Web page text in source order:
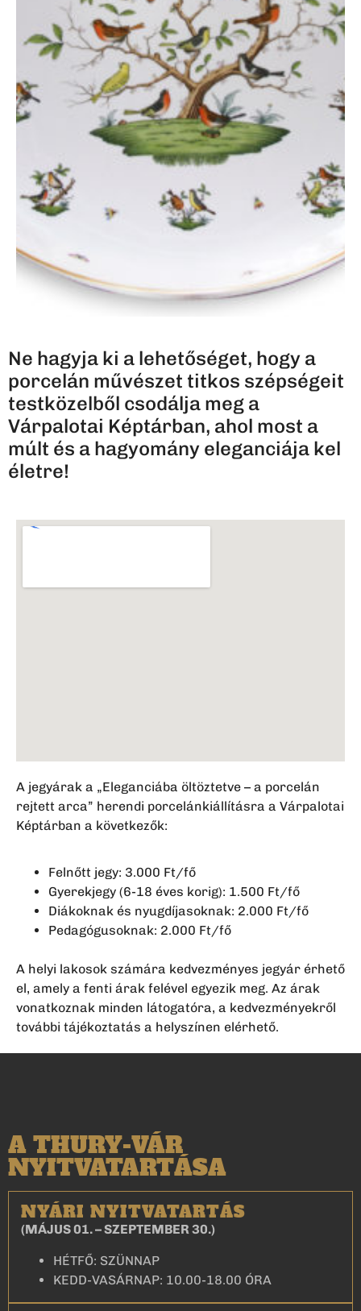
Ne hagyja ki a lehetőséget, hogy a
porcelán művészet titkos szépségeit
testközelből csodálja meg a
Várpalotai Képtárban, ahol most a
múlt és a hagyomány eleganciája kel
életre!
A jegyárak a „Eleganciába öltöztetve – a porcelán
rejtett arca” herendi porcelánkiállításra a Várpalotai
Képtárban a következők:
Felnőtt jegy: 3.000 Ft/fő
Gyerekjegy (6-18 éves korig): 1.500 Ft/fő
Diákoknak és nyugdíjasoknak: 2.000 Ft/fő
Pedagógusoknak: 2.000 Ft/fő
A helyi lakosok számára kedvezményes jegyár érhető
el, amely a fenti árak felével egyezik meg. Az árak
vonatkoznak minden látogatóra, a kedvezményekről
további tájékoztatás a helyszínen elérhető.
A THURY-VÁR
NYITVATARTÁSA
NYÁRI NYITVATARTÁS
(MÁJUS 01. – SZEPTEMBER 30.)
HÉTFŐ: SZÜNNAP
KEDD-VASÁRNAP: 10.00-18.00 ÓRA